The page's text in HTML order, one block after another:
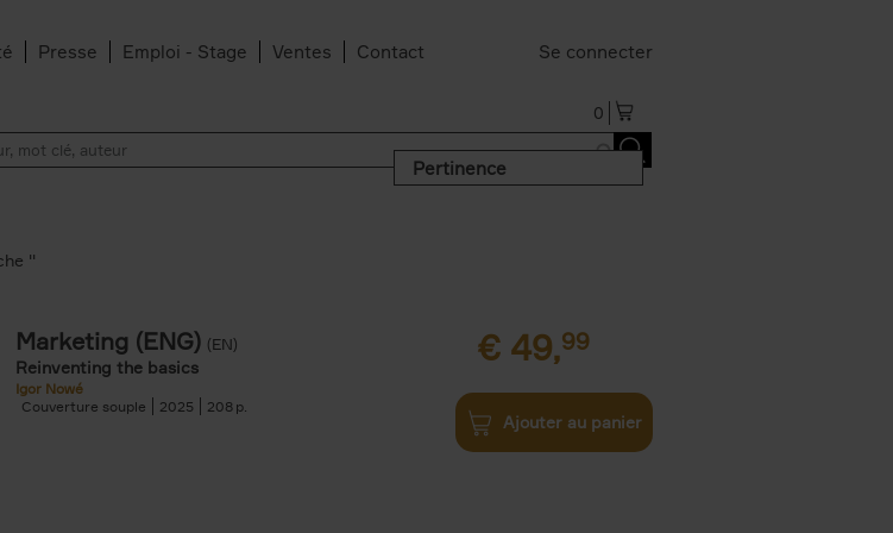
Presse Emploi - Stage Ventes Contact Se connecter
0
Pertinence
''
Marketing (ENG) (EN)
Reinventing the basics
Igor Nowé
Couverture souple
2025 208
€ 49,99
Ajouter au panier